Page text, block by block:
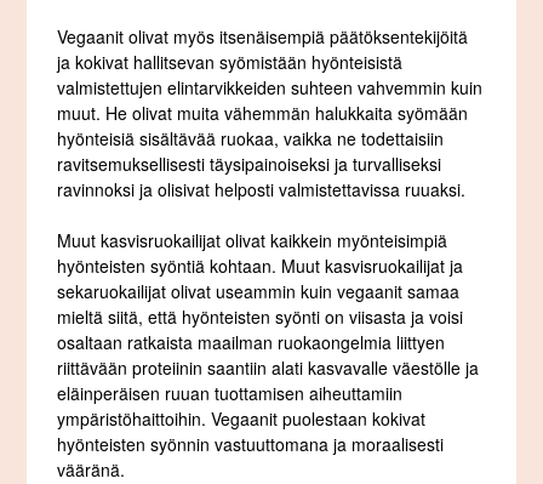
Vegaanit olivat myös itsenäisempiä päätöksentekijöitä
ja kokivat hallitsevan syömistään hyönteisistä
valmistettujen elintarvikkeiden suhteen vahvemmin kuin
muut. He olivat muita vähemmän halukkaita syömään
hyönteisiä sisältävää ruokaa, vaikka ne todettaisiin
ravitsemuksellisesti täysipainoiseksi ja turvalliseksi
ravinnoksi ja olisivat helposti valmistettavissa ruuaksi.
Muut kasvisruokailijat olivat kaikkein myönteisimpiä
hyönteisten syöntiä kohtaan. Muut kasvisruokailijat ja
sekaruokailijat olivat useammin kuin vegaanit samaa
mieltä siitä, että hyönteisten syönti on viisasta ja voisi
osaltaan ratkaista maailman ruokaongelmia liittyen
riittävään proteiinin saantiin alati kasvavalle väestölle ja
eläinperäisen ruuan tuottamisen aiheuttamiin
ympäristöhaittoihin. Vegaanit puolestaan kokivat
hyönteisten syönnin vastuuttomana ja moraalisesti
vääränä.